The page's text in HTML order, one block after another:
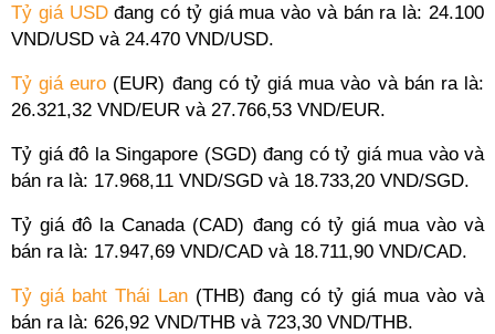
Tỷ giá USDđang có tỷ giá mua vào và bán ra là: 24.100
VND/USD và 24.470 VND/USD.
Tỷ giá euro (EUR) đang có tỷ giá mua vào và bán ra là:
26.321,32 VND/EUR và 27.766,53 VND/EUR.
Tỷ giá đô la Singapore (SGD) đang có tỷ giá mua vào và
bán ra là: 17.968,11 VND/SGD và 18.733,20 VND/SGD.
Tỷ giá đô la Canada (CAD) đang có tỷ giá mua vào và
bán ra là: 17.947,69 VND/CAD và 18.711,90 VND/CAD.
Tỷ giá baht Thái Lan (THB) đang có tỷ giá mua vào và
bán ra là: 626,92 VND/THB và 723,30 VND/THB.